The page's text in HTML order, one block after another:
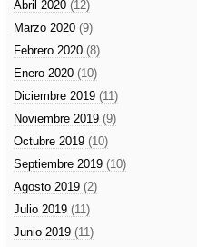
Abril 2020 (12)
Marzo 2020 (9)
Febrero 2020 (8)
Enero 2020 (10)
Diciembre 2019 (11)
Noviembre 2019 (9)
Octubre 2019 (10)
Septiembre 2019 (10)
Agosto 2019 (2)
Julio 2019 (11)
Junio 2019 (11)